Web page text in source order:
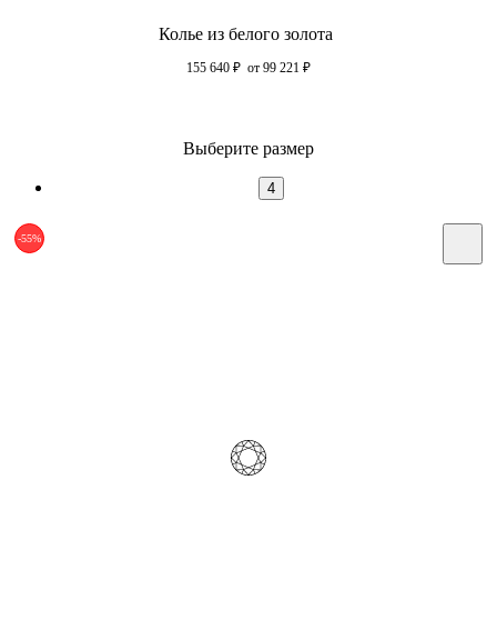
Колье из белого золота
155 640 ₽ от 99 221 ₽
Выберите размер
4
-55%